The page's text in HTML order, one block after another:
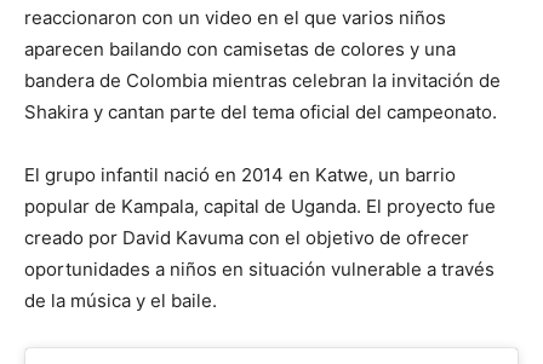
reaccionaron con un video en el que varios niños
aparecen bailando con camisetas de colores y una
bandera de Colombia mientras celebran la invitación de
Shakira y cantan parte del tema oficial del campeonato.
El grupo infantil nació en 2014 en Katwe, un barrio
popular de Kampala, capital de Uganda. El proyecto fue
creado por David Kavuma con el objetivo de ofrecer
oportunidades a niños en situación vulnerable a través
de la música y el baile.